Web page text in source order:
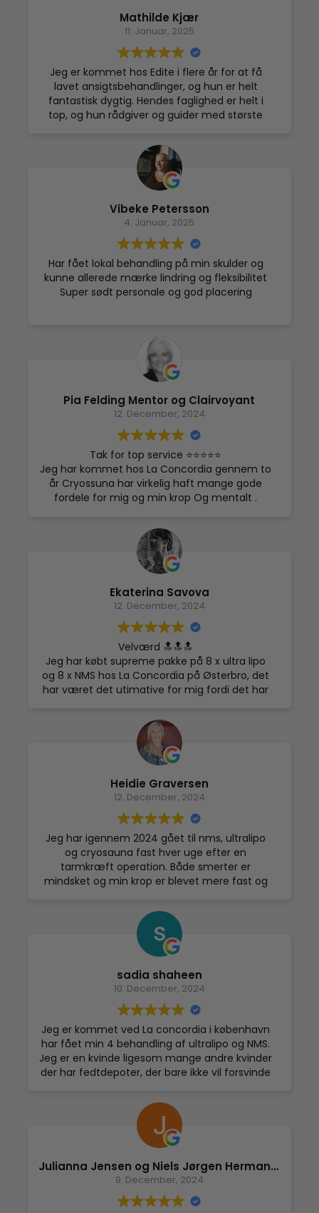
skulder hvilket gør, at hverdagen hænger
sammen for mig, selv om jeg ikke er
”helbredt”.
Jeg glæder mig hver dag over, at jeg ved en
tilfældighed hørte om cryobehandling og ville
ønske, at der var et større kendskab til den
behandlingsform i vores sundhedssystem.
Husk altid at tjekke, om din ulykkeforsikring
behandling, hvis du kommer til skade.
Mathilde Kjær
11. Januar, 2025
Jeg er kommet hos Edite i flere år for at få
lavet ansigtsbehandlinger, og hun er helt
fantastisk dygtig. Hendes faglighed er helt i
top, og hun rådgiver og guider med største
nogensinde har gået hos. Jeg får for tiden
dybderens med ultralyd som behandling, og
har også fået Dermapen behandlinger hos
Edite, og resultaterne jeg har opnået er altid i
særklasse og meget tilfredsstillende. Min
største anbefalinger!
Vibeke Petersson
4. Januar, 2025
Har fået lokal behandling på min skulder og
kunne allerede mærke lindring og fleksibilitet
Super sødt personale og god placering
Pia Felding Mentor og Clairvoyant
12. December, 2024
Tak for top service ⭐️⭐️⭐️⭐️⭐️
Jeg har kommet hos La Concordia gennem to
år Cryossuna har virkelig haft mange gode
fordele for mig og min krop Og mentalt .
smerter i kroppen jeg har ca. kommet i
klinikken to gange om ugen til mine
behandlinger og kan virkelig mærke forskel
hvis jeg ikke kommer og passer mine
behandlinger, det er bare livskvalitet at
komme hos la concorde jeg får altid en varm
modtagelse, god rådgivning så jeg føler mig
tryg jeg giver min varmeste anbefalinger Pia ❤️
Ekaterina Savova
12. December, 2024
Velværd 🔝🔝🔝
Jeg har købt supreme pakke på 8 x ultra lipo
og 8 x NMS hos La Concordia på Østerbro, det
har været det utimative for mig fordi det har
mærkbar ændring. Jeg kan derfor give mine
varmeste anbefalinger om ultra lipo og NMS
behandling❣️ydermere skal jeg også prøve
deres facelift som jeg glæder mig meget til :)
Heidie Graversen
12. December, 2024
Jeg har igennem 2024 gået til nms, ultralipo
og cryosauna fast hver uge efter en
tarmkræft operation. Både smerter er
mindsket og min krop er blevet mere fast og
Concordia i Kbh. Pigerne er meget
professionelle og meget omsorgsfulde. En
særlig tak til Tak til Donna, Anni, Ori og Sara for
jeres rådgivning og positive sind🙏🥰
sadia shaheen
10. December, 2024
Jeg er kommet ved La concordia i københavn
har fået min 4 behandling af ultralipo og NMS.
Jeg er en kvinde ligesom mange andre kvinder
der har fedtdepoter, der bare ikke vil forsvinde
efter første behandling kunne jeg se en
forskel.
La Concordia kan varmt anbefales med den
bedste service og rådgivning med
kompetente medarbejdere.
Julianna Jensen og Niels Jørgen Hermansen
9. December, 2024